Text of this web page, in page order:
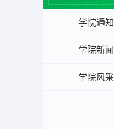
学院通知
学院新闻
学院风采